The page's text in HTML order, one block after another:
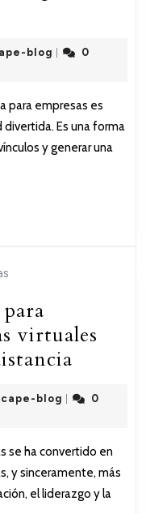
blogEscape-
0
para empresas es
Es una forma
y generar una
virtuales
Online
blogEscape-
0
se ha convertido en
y sinceramente, más
el liderazgo y la